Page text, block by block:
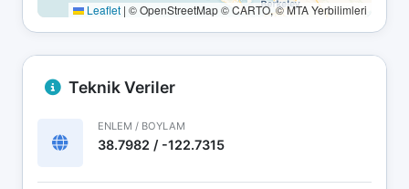
Leaflet | © OpenStreetMap © CARTO, © MTA Yerbilimleri
Teknik Veriler
ENLEM / BOYLAM
38.7982 / -122.7315